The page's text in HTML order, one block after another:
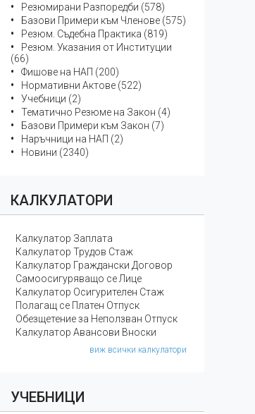
Резюмирани Разпоредби (578)
Базови Примери към Членове (575)
Резюм. Съдебна Практика (819)
Резюм. Указания от Институции
(66)
Фишове на НАП (200)
Нормативни Актове (522)
Учебници (2)
Тематичнo Резюме на Закон (4)
Базови Примери към Закон (7)
Наръчници на НАП (2)
Новини (2340)
КАЛКУЛАТОРИ
Калкулатор Заплата
Калкулатор Трудов Стаж
Калкулатор Граждански Договор
Самоосигуряващо се Лице
Калкулатор Осигурителен Стаж
Полагащ се Платен Отпуск
Обезщетение за Неползван Отпуск
Калкулатор Авансови Вноски
виж всички калкулатори
УЧЕБНИЦИ